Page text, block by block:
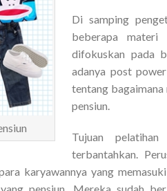
Di samping
beberapa materi
difokuskan pada
adanya post
tentang bagaimana
pensiun.
Tujuan
terbantahkan.
karyawannya yang